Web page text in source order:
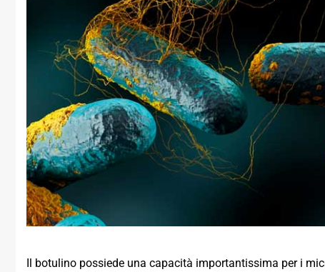
Il botulino possiede una capacità importantissima per i